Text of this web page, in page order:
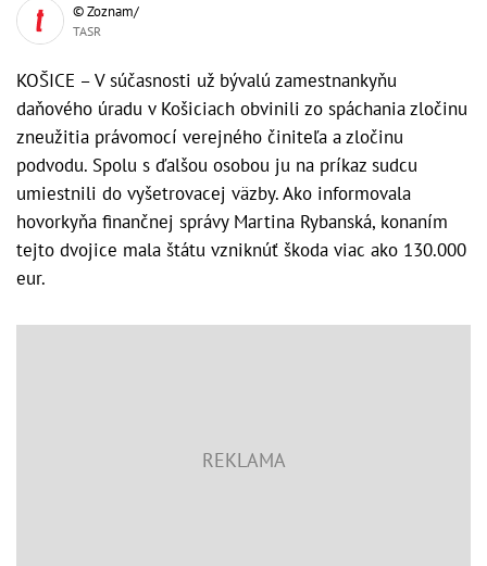
© Zoznam/
TASR
KOŠICE – V súčasnosti už bývalú zamestnankyňu
daňového úradu v Košiciach obvinili zo spáchania zločinu
zneužitia právomocí verejného činiteľa a zločinu
podvodu. Spolu s ďalšou osobou ju na príkaz sudcu
umiestnili do vyšetrovacej väzby. Ako informovala
hovorkyňa finančnej správy Martina Rybanská, konaním
tejto dvojice mala štátu vzniknúť škoda viac ako 130.000
eur.